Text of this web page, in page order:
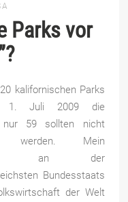
Parks vor
kalifornischen Parks
1. Juli 2009 die
nur 59 sollten nicht
werden. Mein
an der
Bundesstaats
der Welt